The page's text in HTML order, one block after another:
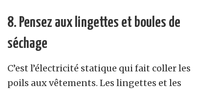
8. Pensez aux lingettes et boules de
séchage
C’est l’électricité statique qui fait coller les
poils aux vêtements. Les lingettes et les